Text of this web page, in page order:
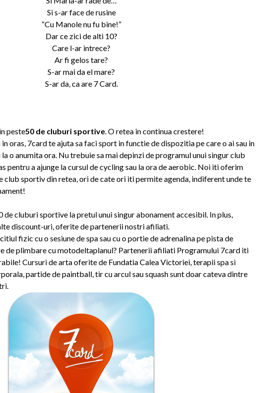
Si s-ar face de rusine
“Cu Manole nu fu bine!”
Dar ce zici de alti 10?
Care l-ar intrece?
Ar fi gelos tare?
S-ar mai da el mare?
S-ar da, ca are 7 Card.
peste50 de cluburi sportive. O retea in continua crestere!
in oras, 7card te ajuta sa faci sport in functie de dispozitia pe care o ai sau in
o anumita ora. Nu trebuie sa mai depinzi de programul unui singur club
pentru a ajunge la cursul de cycling sau la ora de aerobic. Noi iti oferim
club sportiv din retea, ori de cate ori iti permite agenda, indiferent unde te
de cluburi sportive la pretul unui singur abonament accesibil. In plus,
discount-uri, oferite de partenerii nostri afiliati.
fizic cu o sesiune de spa sau cu o portie de adrenalina pe pista de
de plimbare cu motodeltaplanul? Partenerii afiliati Programului 7card iti
Cursuri de arta oferite de Fundatia Calea Victoriei, terapii spa si
partide de paintball, tir cu arcul sau squash sunt doar cateva dintre